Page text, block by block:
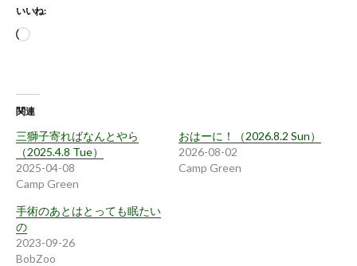
いいね:
読
関連
三獅子寄ればなんとやら
（2025.4.8 Tue）
2025-04-08
Camp Green
おはーに！（2026.8.2 Sun）
2026-08-02
Camp Green
手術のあとはとっても眠たい
の
2023-09-26
BobZoo